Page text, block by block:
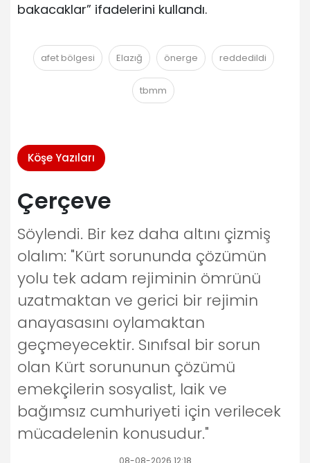
bakacaklar” ifadelerini kullandı.
afet bölgesi Elazığ önerge reddedildi
tbmm
Köşe Yazıları
Çerçeve
Söylendi. Bir kez daha altını çizmiş
olalım: "Kürt sorununda çözümün
yolu tek adam rejiminin ömrünü
uzatmaktan ve gerici bir rejimin
anayasasını oylamaktan
geçmeyecektir. Sınıfsal bir sorun
olan Kürt sorununun çözümü
emekçilerin sosyalist, laik ve
bağımsız cumhuriyeti için verilecek
mücadelenin konusudur."